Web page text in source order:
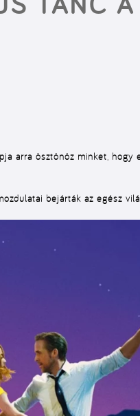
TÁNC A
arra ösztönöz minket, hogy
bejárták az egész